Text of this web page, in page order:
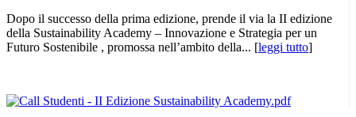
Dopo il successo della prima edizione, prende il via la II edizione
della Sustainability Academy – Innovazione e Strategia per un
Futuro Sostenibile , promossa nell’ambito della... [leggi tutto]